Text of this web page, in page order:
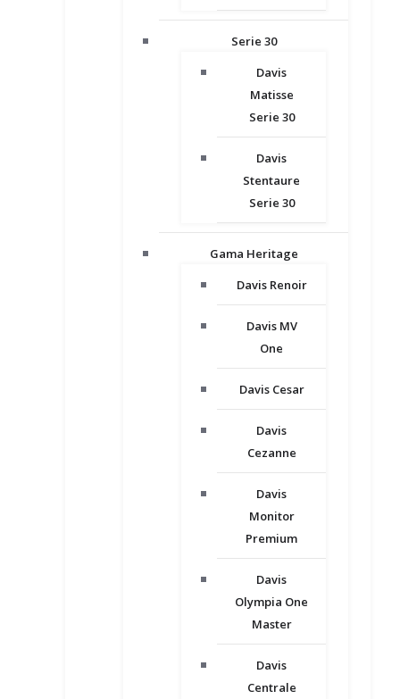
Serie 30
Davis
Matisse
Serie 30
Davis
Stentaure
Serie 30
Gama Heritage
Davis Renoir
Davis MV
One
Davis Cesar
Davis
Cezanne
Davis
Monitor
Premium
Davis
Olympia One
Master
Davis
Centrale